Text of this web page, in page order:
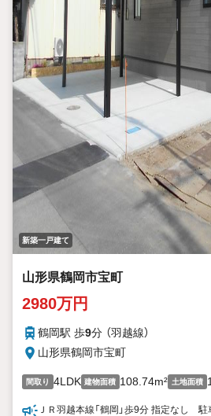
新築一戸建て
山形県鶴岡市宝町
2980万円
鶴岡駅 歩9分 （羽越線）
山形県鶴岡市宝町
間取り 4LDK 建物面積 108.74m² 土地面積
ＪＲ羽越本線「鶴岡」歩9分 指定なし